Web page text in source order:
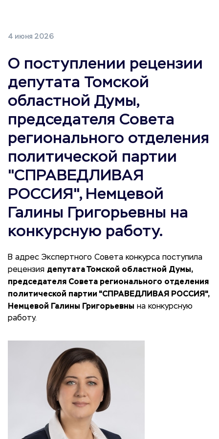
4 июня 2026
О поступлении рецензии
депутата Томской
областной Думы,
председателя Совета
регионального отделения
политической партии
"СПРАВЕДЛИВАЯ
РОССИЯ", Немцевой
Галины Григорьевны на
конкурсную работу.
В адрес Экспертного Совета конкурса поступила
рецензия депутата Томской областной Думы,
председателя Совета регионального отделения
политической партии "СПРАВЕДЛИВАЯ РОССИЯ",
Немцевой Галины Григорьевны на конкурсную
работу.